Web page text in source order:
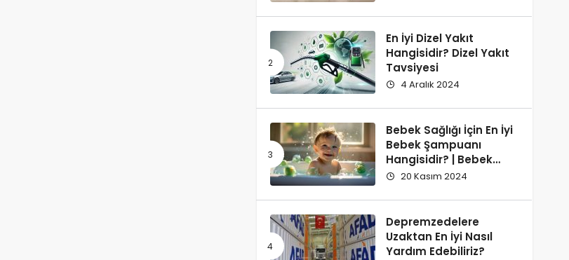
En İyi Dizel Yakıt
Hangisidir? Dizel Yakıt
Tavsiyesi
4 Aralık 2024
Bebek Sağlığı İçin En İyi
Bebek Şampuanı
Hangisidir? | Bebek
Şampuanı Tavsiyesi
20 Kasım 2024
Depremzedelere
Uzaktan En İyi Nasıl
Yardım Edebiliriz?